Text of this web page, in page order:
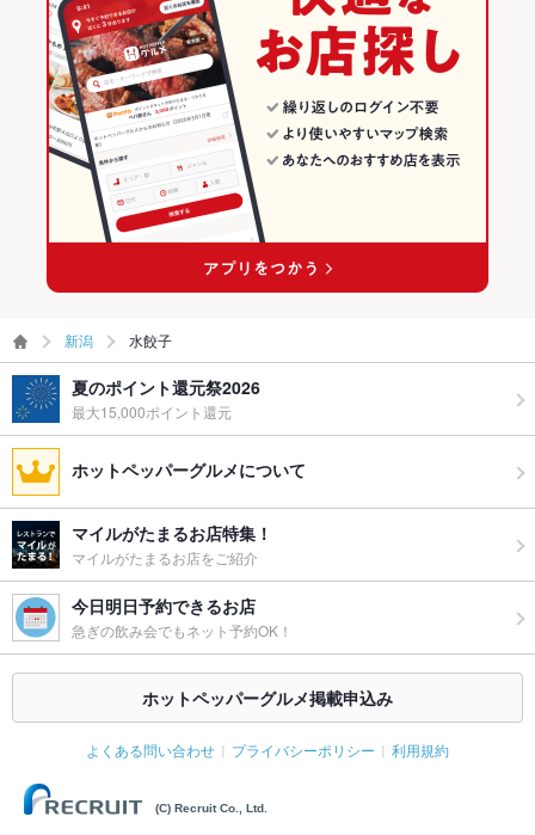
新潟 水餃子
夏のポイント還元祭2026
最大15,000ポイント還元
ホットペッパーグルメについて
マイルがたまるお店特集！
マイルがたまるお店をご紹介
今日明日予約できるお店
急ぎの飲み会でもネット予約OK！
ホットペッパーグルメ掲載申込み
よくある問い合わせ プライバシーポリシー 利用規約
(C) Recruit Co., Ltd.